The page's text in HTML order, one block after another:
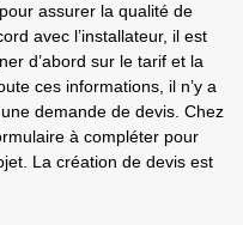
assurer la qualité de
avec l’installateur, il est
d’abord sur le tarif et la
ces informations, il n’y a
demande de devis. Chez
à compléter pour
La création de devis est